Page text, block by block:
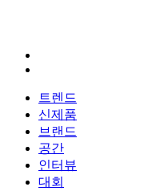
트렌드
신제품
브랜드
공간
인터뷰
대회